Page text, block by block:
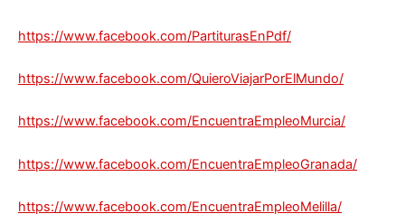
https://www.facebook.com/PartiturasEnPdf/
https://www.facebook.com/QuieroViajarPorElMundo/
https://www.facebook.com/EncuentraEmpleoMurcia/
https://www.facebook.com/EncuentraEmpleoGranada/
https://www.facebook.com/EncuentraEmpleoMelilla/